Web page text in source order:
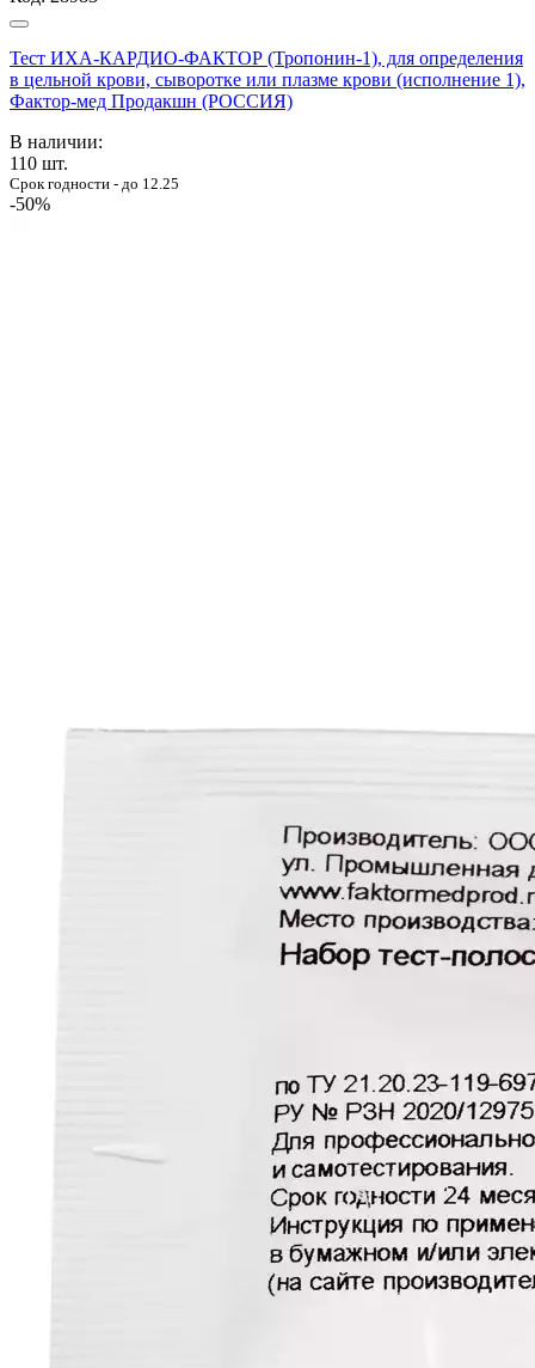
Тест ИХА-КАРДИО-ФАКТОР (Тропонин-1), для определения
в цельной крови, сыворотке или плазме крови (исполнение 1),
Фактор-мед Продакшн (РОССИЯ)
В наличии:
110 шт.
Срок годности - до 12.25
-50%